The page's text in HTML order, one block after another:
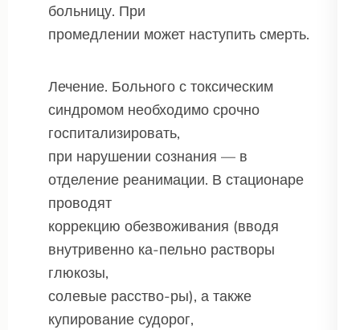
больницу. При
промедлении может наступить смерть.
Лечение. Больного с токсическим
синдромом необходимо срочно
госпитализировать,
при нарушении сознания — в
отделение реанимации. В стационаре
проводят
коррекцию обезвоживания (вводя
внутривенно ка-пельно растворы
глюкозы,
солевые расство-ры), а также
купирование судорог,